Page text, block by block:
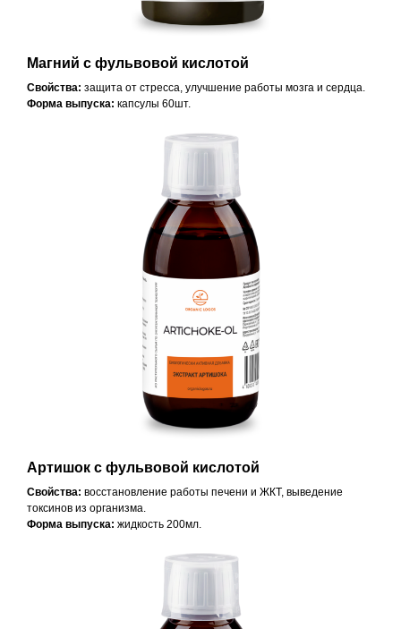
Магний с фульвовой кислотой
Свойства: защита от стресса, улучшение работы мозга и сердца.
Форма выпуска: капсулы 60шт.
Артишок с фульвовой кислотой
Свойства: восстановление работы печени и ЖКТ, выведение
токсинов из организма.
Форма выпуска: жидкость 200мл.